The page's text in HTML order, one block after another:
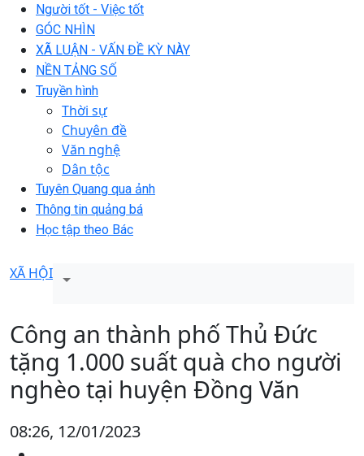
Người tốt - Việc tốt
GÓC NHÌN
XÃ LUẬN - VẤN ĐỀ KỲ NÀY
NỀN TẢNG SỐ
Truyền hình
Thời sự
Chuyên đề
Văn nghệ
Dân tộc
Tuyên Quang qua ảnh
Thông tin quảng bá
Học tập theo Bác
XÃ HỘI
Công an thành phố Thủ Đức
tặng 1.000 suất quà cho người
nghèo tại huyện Đồng Văn
08:26, 12/01/2023